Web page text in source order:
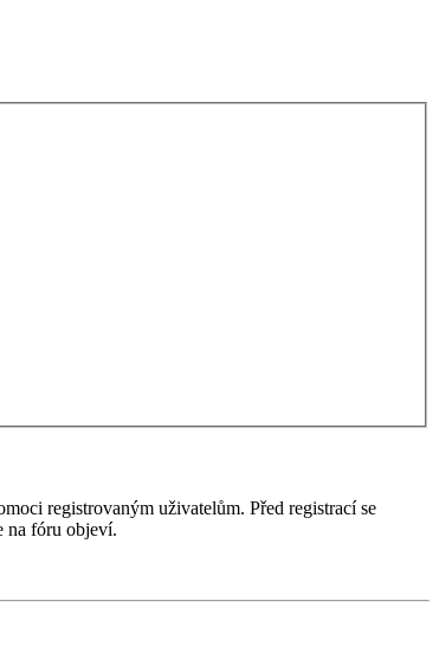
registrovaným uživatelům. Před registrací se
na fóru objeví.